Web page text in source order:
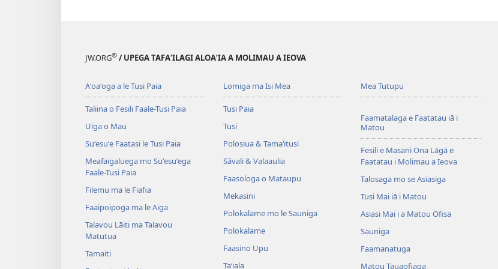
JW.ORG® / UPEGA TAFA‘ILAGI ALOA‘IA A MOLIMAU A IEOVA
Aʻoaʻoga a le Tusi Paia
Taliina o Fesili Faale-Tusi Paia
Uiga o Mau
Suʻesuʻe Faatasi le Tusi Paia
Meafaigaluega mo Suʻesuʻega
Faale-Tusi Paia
Filemu ma le Fiafia
Faaipoipoga ma le Aiga
Talavou Lāiti ma Talavou
Matutua
Tamaiti
Lomiga ma Isi Mea
Tusi Paia
Tusi
Polosiua & Tamaʻitusi
Sāvali & Valaaulia
Faasologa o Mataupu
Mekasini
Polokalame mo le Sauniga
Polokalame
Faasino Upu
Taʻiala
Mea Tutupu
Faamatalaga e Faatatau iā i
Matou
Fesili e Masani Ona Lāgā e
Faatatau i Molimau a Ieova
Talosaga mo se Asiasiga
Tusi Mai iā i Matou
Asiasi Mai i a Matou Ofisa
Sauniga
Faamanatuga
Matou Tauaofiaga